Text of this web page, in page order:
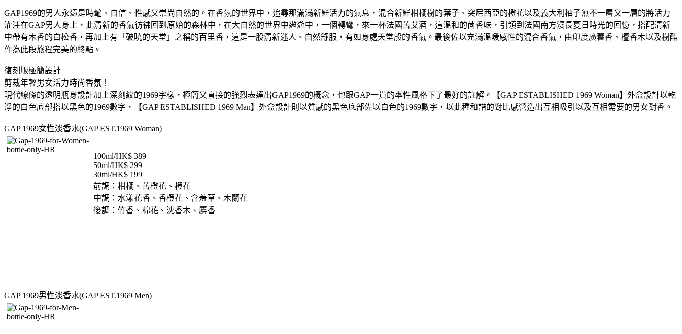
GAP1969的男人永遠是時髦、自信、性感又崇尚自然的。在香氛的世界中，追尋那滿滿新鮮活力的氣息，混合新鮮柑橘樹的葉子、突尼西亞的橙花以及義大利柚子無不一層又一層的將活力
灌注在GAP男人身上，此清新的香氣彷彿回到原始的森林中，在大自然的世界中遨遊中，一個轉彎，來一杯法國苦艾酒，這溫和的茴香味，引領到法國南方漫長夏日時光的回憶，搭配清新
中帶有木香的白松香，再加上有「破曉的天堂」之稱的百里香，這是一股清新迷人、自然舒服，有如身處天堂般的香氣。最後佐以充滿溫暖感性的混合香氣，由印度廣藿香、檀香木以及樹酯
作為此段旅程完美的終點。
復刻版極簡設計
剪裁年輕男女活力時尚香氛！
現代線條的透明瓶身設計加上深刻紋的1969字樣，極簡又直接的強烈表達出GAP1969的概念，也跟GAP一貫的率性風格下了最好的註解。【GAP ESTABLISHED 1969 Woman】外盒設計以乾
淨的白色底部搭以黑色的1969數字，【GAP ESTABLISHED 1969 Man】外盒設計則以質感的黑色底部佐以白色的1969數字，以此種和諧的對比感營造出互相吸引以及互相需要的男女對香。
GAP 1969女性淡香水(GAP EST.1969 Woman)
100ml/HK$ 389
50ml/HK$ 299
30ml/HK$ 199
前調：柑橘、苦橙花、橙花
中調：水漾花香、香橙花、含羞草、木蘭花
後調：竹香、棉花、沈香木、麝香
GAP 1969男性淡香水(GAP EST.1969 Men)